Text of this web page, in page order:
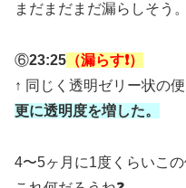
まだまだまだ漏らしそう。
⑥23:25 （漏らす❗️）
↑ 同じく透明ゼリー状の
更に透明度を増した。
4〜5ヶ月に1度くらいこの